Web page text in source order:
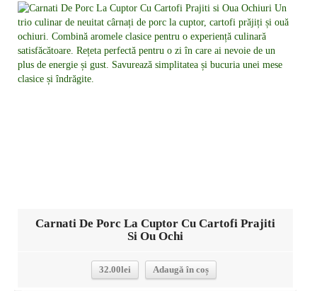
Detalii
Carnati De Porc La Cuptor Cu Cartofi Prajiti
Si Ou Ochi
32.00lei Adaugă în coș